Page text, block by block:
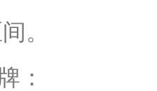
。
：